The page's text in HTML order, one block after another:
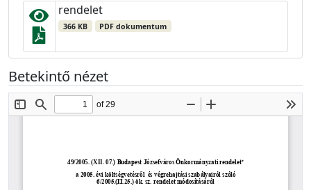
rendelet
366 KB PDF dokumentum
Betekintő nézet